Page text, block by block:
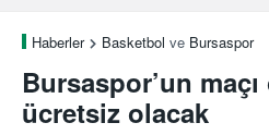
Haberler Basketbol ve Bursaspor
Bursaspor’un
ücretsiz olacak